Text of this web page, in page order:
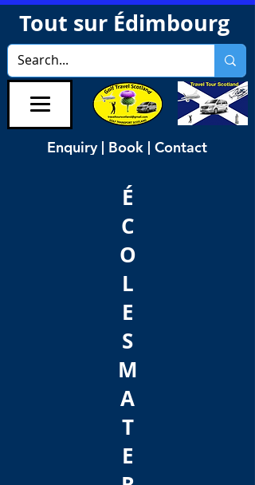
Tout sur Édimbourg
Enquiry | Book | Contact
É
C
O
L
E
S
M
A
T
E